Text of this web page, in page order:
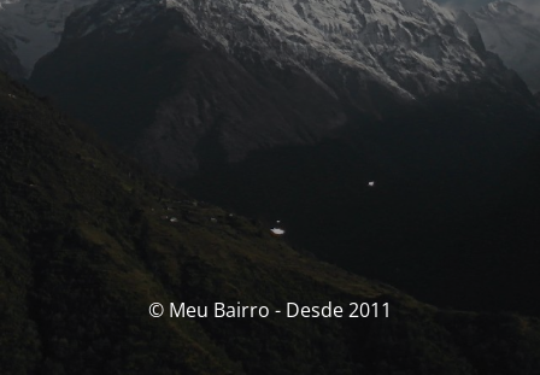
© Meu Bairro - Desde 2011